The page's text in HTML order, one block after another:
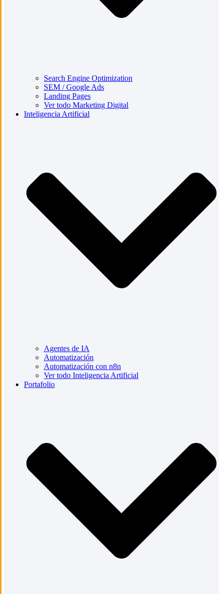
Search Engine Optimization
SEM / Google Ads
Landing Pages
Ver todo Marketing Digital
Inteligencia Artificial
Agentes de IA
Automatización
Automatización con n8n
Ver todo Inteligencia Artificial
Portafolio